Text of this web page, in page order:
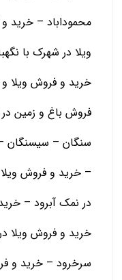
محموداباد – خرید
خرید و فروش ویلا
فروش باغ و زمین
سنگان – سیسنگان
– خرید و فروش
در نمک آبرود –
خرید و فروش ویلا
سرخرود – خرید و